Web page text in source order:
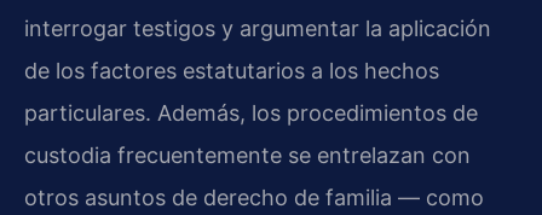
interrogar testigos y argumentar la aplicación
de los factores estatutarios a los hechos
particulares. Además, los procedimientos de
custodia frecuentemente se entrelazan con
otros asuntos de derecho de familia — como